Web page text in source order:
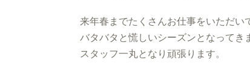
来年春までたくさんお仕事をいただい
バタバタと慌しいシーズンとなってき
スタッフ一丸となり頑張ります。